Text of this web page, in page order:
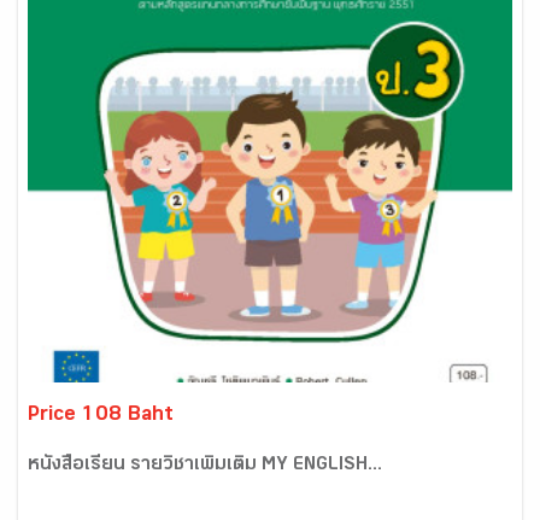
Price 108 Baht
หนังสือเรียน รายวิชาเพิ่มเติม MY ENGLISH...